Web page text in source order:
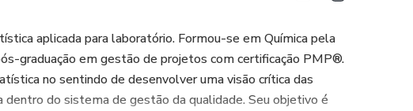
aplicada para laboratório. Formou-se em Química pela
graduação em gestão de projetos com certificação PMP®.
no sentindo de desenvolver uma visão crítica das
do sistema de gestão da qualidade. Seu objetivo é